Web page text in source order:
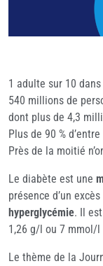
1 adulte sur 10
540 millions de
dont plus de 4,3
Plus de 90 %
Près de la moitié
Le diabète est une
présence d’un
hyperglycémie. Il
1,26 g/l ou 7 mmol/l
Le thème de la